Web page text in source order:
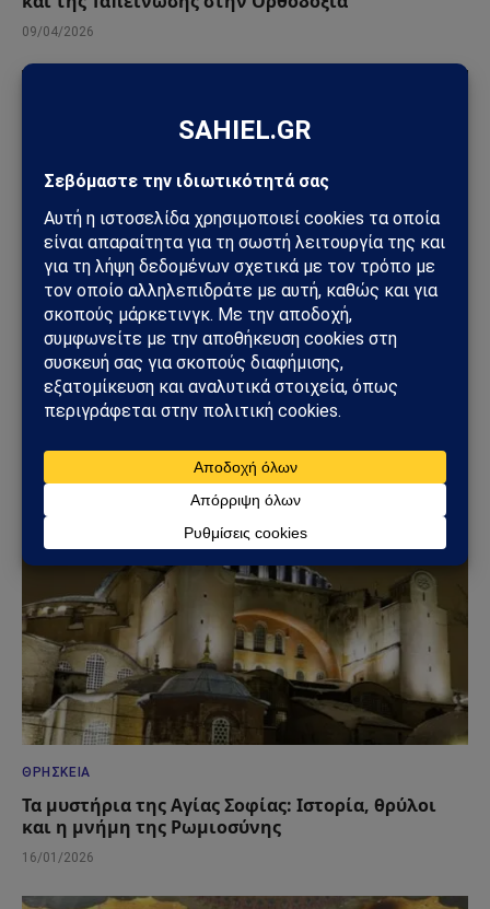
09/04/2026
ΘΡΗΣΚΕΊΑ
Ιερουσαλήμ: Πύραυλος κοντά στον Ναό του
Παναγίου Τάφου – Σοκ στην καρδιά της
Χριστιανοσύνης
20/03/2026
ΘΡΗΣΚΕΊΑ
Τα μυστήρια της Αγίας Σοφίας: Ιστορία, θρύλοι
και η μνήμη της Ρωμιοσύνης
16/01/2026